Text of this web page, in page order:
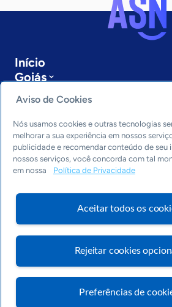
Início
Goiás
Últimas notícias
Entre em contato
Editorias
Economia & Política
Inovação & Tecnologia
Arquivo
Aviso de Cookies
Nós usamos cookies e outras tecnologias
melhorar a sua experiência em nossos
publicidade e recomendar conteúdo de seu
nossos serviços, você concorda com tal
em nossa
Política de Privacidade
Aceitar todos os
Rejeitar cookies
Preferências de